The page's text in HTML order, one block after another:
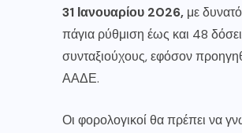
31 Ιανουαρίου 2026, με
πάγια ρύθμιση έως και 48
συνταξιούχους, εφόσον
ΑΑΔΕ.
Οι φορολογικοί θα πρέπει να